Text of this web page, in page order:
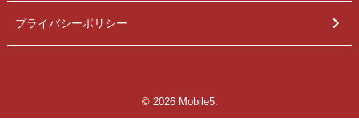
プライバシーポリシー
© 2026 Mobile5.